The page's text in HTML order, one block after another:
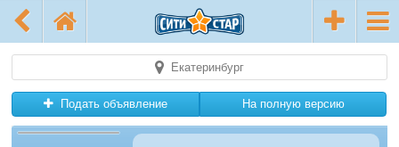
Екатеринбург
Подать объявление На полную версию